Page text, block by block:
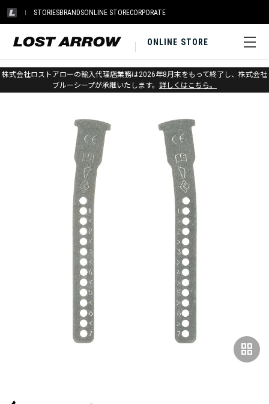
STORIESBRANDSONLINE STORECORPORATE
ONLINE STORE
株式会社ロストアローの輸入代理店業務は2026年8月末をもって終了し、株式会社
ブルーシープが承継いたします。 詳しくはこちら。
ホーム > ブラックダイヤモンド > アイス > クランポン
grid_view